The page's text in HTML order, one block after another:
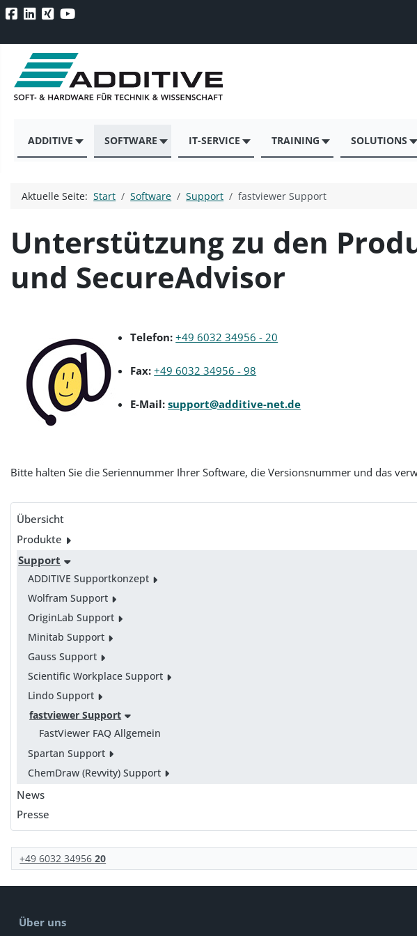
ADDITIVE SOFTWARE IT-SERVICE TRAINING SOLUTIONS
Übersicht
Produkte
Support
ADDITIVE Supportkonzept
Wolfram Support
OriginLab Support
Minitab Support
Gauss Support
Scientific Workplace Support
Lindo Support
fastviewer Support
FastViewer FAQ Allgemein
Spartan Support
ChemDraw (Revvity) Support
News
Presse
+49 6032 3495620
Aktuelle Seite:Start Software Support fastviewer Support
Unterstützung zu den
und SecureAdvisor
Telefon: +49 6032 34956 - 20
Fax: +49 6032 34956 - 98
E-Mail:support@additive-net.de
Bitte halten Sie die Seriennummer Ihrer Software, die Versionsnummer und das
Über uns